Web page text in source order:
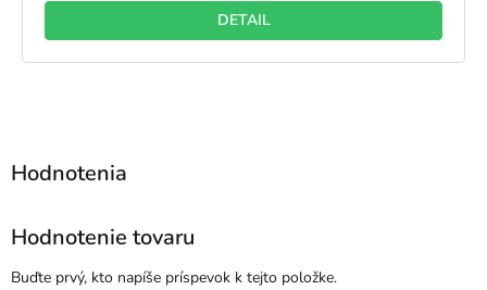
DETAIL
Hodnotenie tovaru
Buďte prvý, kto napíše príspevok k tejto položke.